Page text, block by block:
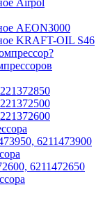
AEON3000
KRAFT-OIL S46
6211473900
6211472650